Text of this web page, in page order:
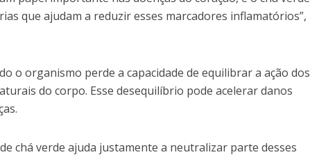
que ajudam a reduzir esses marcadores inflamatórios”,
o organismo perde a capacidade de equilibrar a ação dos
do corpo. Esse desequilíbrio pode acelerar danos
chá verde ajuda justamente a neutralizar parte desses